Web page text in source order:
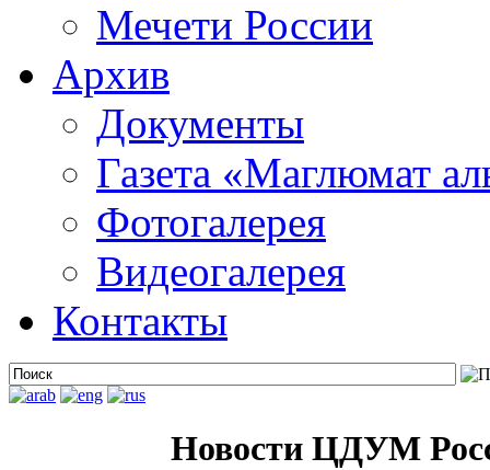
Мечети России
Архив
Документы
Газета «Маглюмат
Фотогалерея
Видеогалерея
Контакты
Новости ЦДУМ